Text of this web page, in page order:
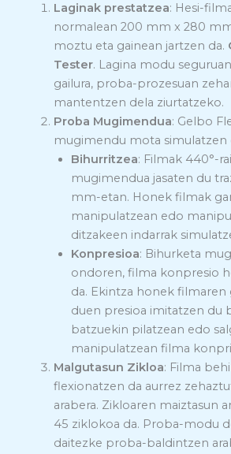
Laginak prestatzea: Hesi-
normalean 200 mm x 280
moztu eta gainean jartzen da.
Tester. Lagina modu
gailura, proba-prozesuan
mantentzen dela ziurtatzeko.
Proba Mugimendua: Gelbo
mugimendu mota simulatzen
Bihurritzea: Filmak 440°-
mugimendua jasaten du
mm-etan. Honek filmak
manipulatzean edo
ditzakeen indarrak
Konpresioa: Bihurketa
ondoren, filma konpresio
da. Ekintza honek filmaren
duen presioa imitatzen du
batzuekin pilatzean edo
manipulatzean filma
Malgutasun Zikloa: Filma
flexionatzen da aurrez
arabera. Zikloaren maiztasun
45 ziklokoa da. Proba-modu
daitezke proba-baldintzen